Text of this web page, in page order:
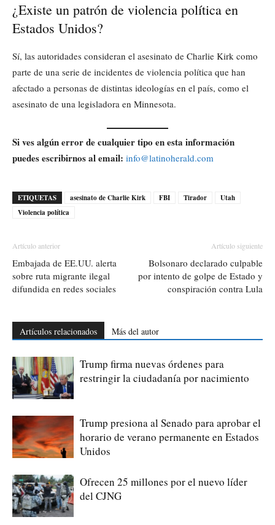
¿Existe un patrón de violencia política en
Estados Unidos?
Sí, las autoridades consideran el asesinato de Charlie Kirk como
parte de una serie de incidentes de violencia política que han
afectado a personas de distintas ideologías en el país, como el
asesinato de una legisladora en Minnesota.
Si ves algún error de cualquier tipo en esta información
puedes escribirnos al email: info@latinoherald.com
ETIQUETAS asesinato de Charlie Kirk FBI Tirador
Utah
Violencia política
Artículo anterior
Embajada de EE.UU. alerta
sobre ruta migrante ilegal
difundida en redes sociales
Artículo siguiente
Bolsonaro declarado culpable
por intento de golpe de Estado y
conspiración contra Lula
Artículos relacionados Más del autor
Trump firma nuevas órdenes para
restringir la ciudadanía por nacimiento
Trump presiona al Senado para aprobar el
horario de verano permanente en Estados
Unidos
Ofrecen 25 millones por el nuevo líder
del CJNG